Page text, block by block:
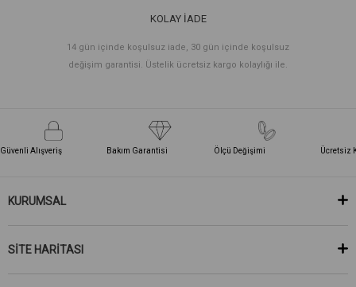
KOLAY İADE
14 gün içinde koşulsuz iade, 30 gün içinde koşulsuz
değişim garantisi. Üstelik ücretsiz kargo kolaylığı ile.
Güvenli Alışveriş Bakım Garantisi Ölçü Değişimi Ücretsiz
KURUMSAL
SİTE HARİTASI